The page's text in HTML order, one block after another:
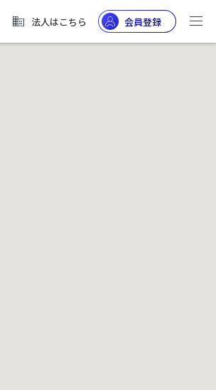
法人はこちら 会員登録